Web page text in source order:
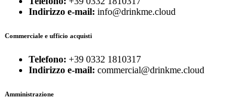
Indirizzo e-mail: info@drinkme.cloud
Commerciale e ufficio acquisti
Telefono: +39 0332 1810317
Indirizzo e-mail: commercial@drinkme.cloud
Amministrazione